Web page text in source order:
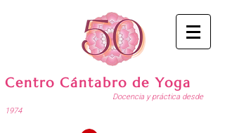
Centro Cántabro de Yoga
Docencia y práctica desde
1974